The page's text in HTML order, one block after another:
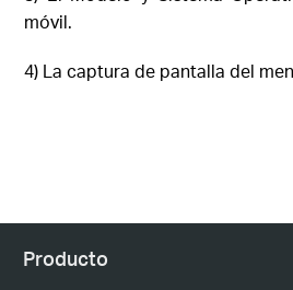
móvil.
4) La captura de pantalla del
Producto